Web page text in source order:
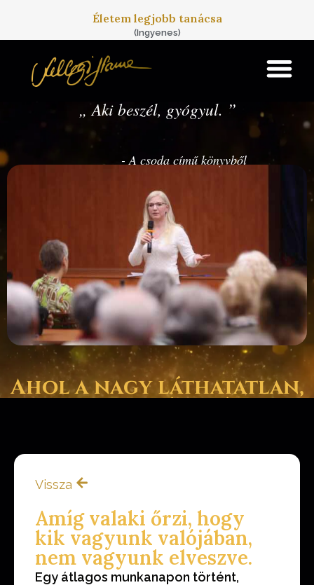
Skip to main contentÉletem legjobb tanácsa
(Ingyenes)
„ Aki beszél, gyógyul. ”
- A csoda című könyvből
Ahol a nagy láthatatlan,
Vissza
Amíg valaki őrzi, hogy
kik vagyunk valójában,
nem vagyunk elveszve.
Egy átlagos munkanapon történt,